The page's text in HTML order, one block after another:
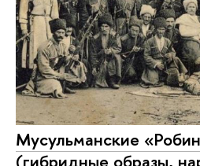
Мусульманские
(гибридные образы,